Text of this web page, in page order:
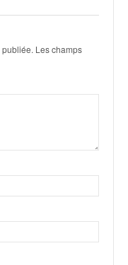
Les champs